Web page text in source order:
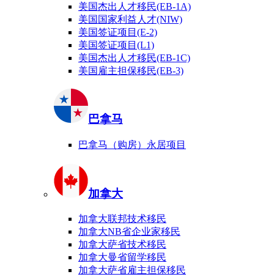
美国杰出人才移民(EB-1A)
美国国家利益人才(NIW)
美国签证项目(E-2)
美国签证项目(L1)
美国杰出人才移民(EB-1C)
美国雇主担保移民(EB-3)
巴拿马
巴拿马（购房）永居项目
加拿大
加拿大联邦技术移民
加拿大NB省企业家移民
加拿大萨省技术移民
加拿大曼省留学移民
加拿大萨省雇主担保移民